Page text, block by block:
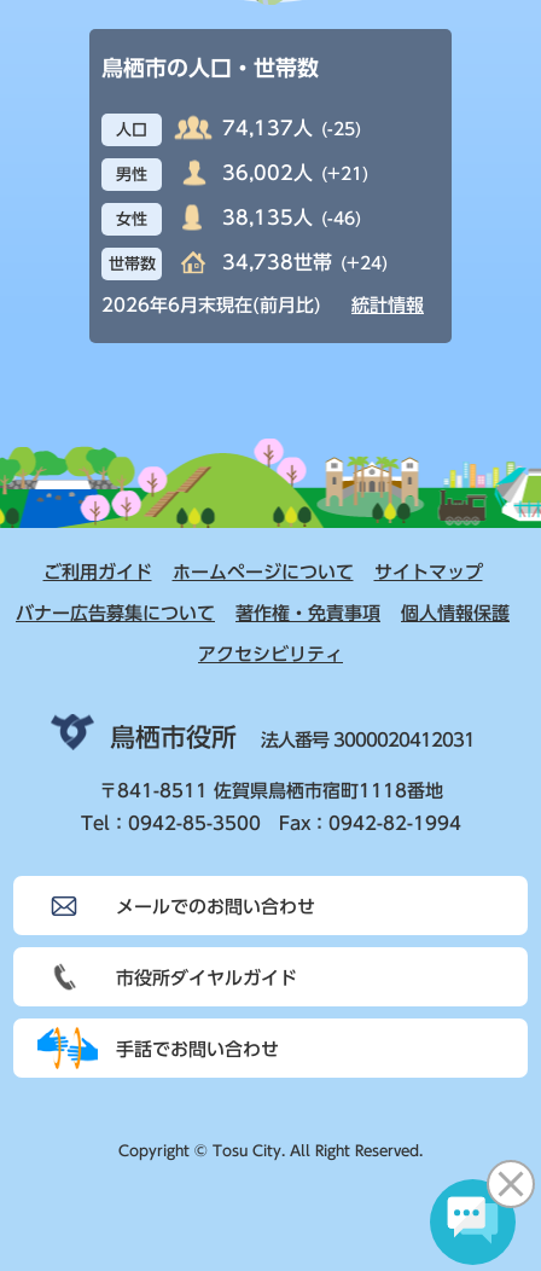
鳥栖市の人口・世帯数
人口 74,137人 (-25)
男性 36,002人 (+21)
女性 38,135人 (-46)
世帯数 34,738世帯 (+24)
2026年6月末現在(前月比) 統計情報
ご利用ガイド ホームページについて サイトマップ
バナー広告募集について 著作権・免責事項 個人情報保護
アクセシビリティ
鳥栖市役所 法人番号 3000020412031
〒841-8511 佐賀県鳥栖市宿町1118番地
Tel：0942-85-3500 Fax：0942-82-1994
メールでのお問い合わせ
市役所ダイヤルガイド
手話でお問い合わせ
Copyright © Tosu City. All Right Reserved.